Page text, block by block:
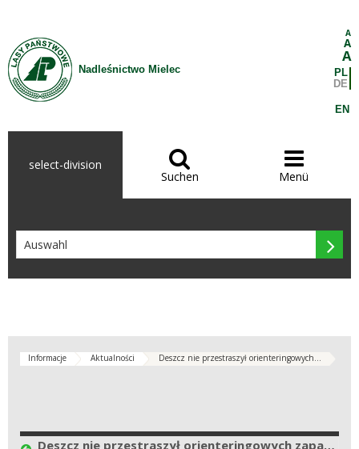
Nadleśnictwo Mielec
A
A
A
PL
DE
EN
select-division 
Suchen

Menü

Informacje Aktualności Deszcz nie przestraszył orienteringowych...
Deszcz nie przestraszył orienteringowych zapaleńców